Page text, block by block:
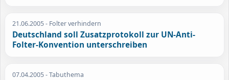
21.06.2005- Folter verhindern
Deutschland soll Zusatzprotokoll zur UN-Anti-
Folter-Konvention unterschreiben
07.04.2005- Tabuthema